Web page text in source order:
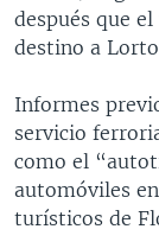
CHILE
PERÚ
ECUADOR
VENEZUELA
BRASIL
EL SALVADOR
GUATEMALA
HONDURAS
NICARAGUA
INMIGRACIÓN
LIBERTAD DE
MUNDO
ECONOMÍA
TECNOLOGÍA
ESPECIALES DE
LIBERTAD DE
UCRANIA
MULTIMEDIA
VIDEOS
FOTOGRAFÍA
PROGRAMAS TV
EL MUNDO AL
RADIO
después que
destino a
Informes
servicio
como el
automóviles
turísticos de